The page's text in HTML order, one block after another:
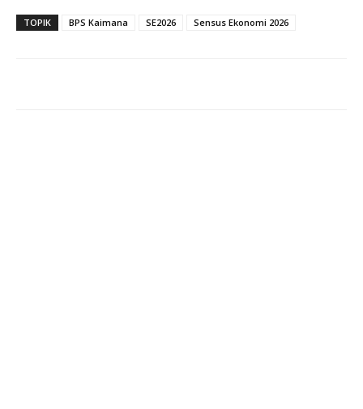
TOPIK BPS Kaimana SE2026 Sensus Ekonomi 2026